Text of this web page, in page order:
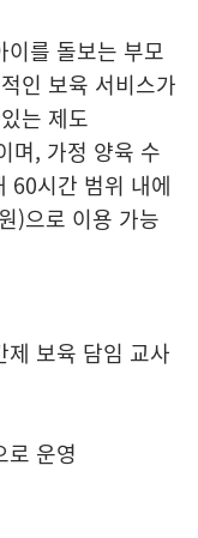
이를 돌보는 부모
인 보육 서비스가
는 제도
며, 가정 양육 수
60시간 범위 내에
)으로 이용 가능
제 보육 담임 교사
로 운영